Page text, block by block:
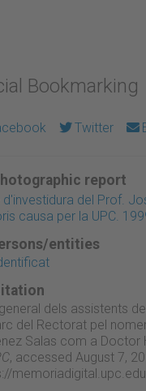
Bookmarking
Twitter
report
d'investidura del Prof.
causa per la UPC.
entities
dels assistents
del Rectorat pel
Salas com a Doctor
, accessed August 7,